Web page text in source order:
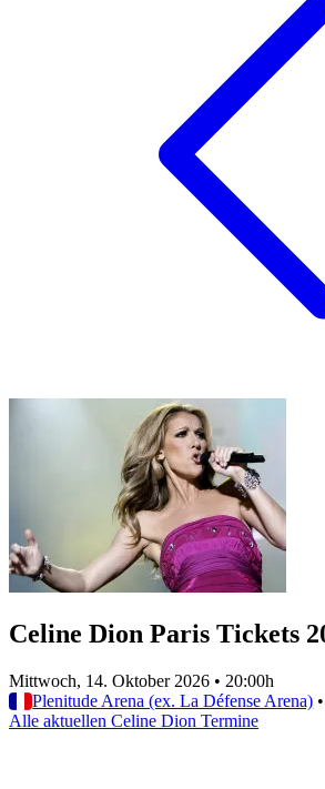
Celine Dion Paris Tickets
Mittwoch, 14. Oktober 2026 • 20:00h
Plenitude Arena (ex. La Défense Arena) •
Alle aktuellen Celine Dion Termine